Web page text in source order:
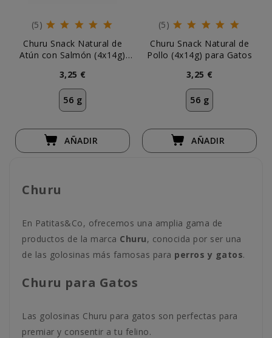
(5)
Churu Snack Natural de
Atún con Salmón (4x14g)
3,25 €
56 g
AÑADIR
(5)
Churu Snack Natural de
Pollo (4x14g) para Gatos
3,25 €
56 g
AÑADIR
Churu
En Patitas&Co, ofrecemos una amplia gama de
productos de la marca Churu, conocida por ser una
de las golosinas más famosas para perros y gatos.
Churu para Gatos
Las golosinas Churu para gatos son perfectas para
premiar y consentir a tu felino.